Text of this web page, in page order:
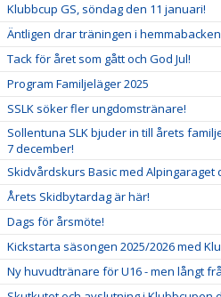
Klubbcup GS, söndag den 11 januari!
Äntligen drar träningen i
Tack för året som gått och God Jul!
Program Familjeläger 2025
SSLK söker fler ungdomstränare!
Sollentuna SLK bjuder in till årets
7 december!
Skidvårdskurs Basic med Alpingaraget
Årets Skidbytardag är här!
Dags för årsmöte!
Kickstarta säsongen 2025/2026 med
Ny huvudtränare för U16 - men långt